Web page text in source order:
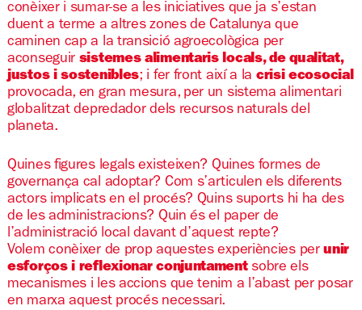
conèixer i sumar-se a les iniciatives que ja s’estan
duent a terme a altres zones de Catalunya que
caminen cap a la transició agroecològica per
aconseguir sistemes alimentaris locals, de qualitat,
justos i sostenibles; i fer front així a la crisi ecosocial
provocada, en gran mesura, per un sistema alimentari
globalitzat depredador dels recursos naturals del
planeta.
Quines figures legals existeixen? Quines formes de
governança cal adoptar? Com s’articulen els diferents
actors implicats en el procés? Quins suports hi ha des
de les administracions? Quin és el paper de
l’administració local davant d’aquest repte?
Volem conèixer de prop aquestes experiències perunir
esforços i reflexionar conjuntamentsobre els
mecanismes i les accions que tenim a l’abast per posar
en marxa aquest procés necessari.